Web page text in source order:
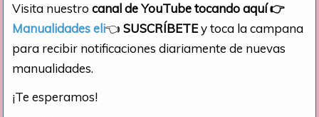
Visita nuestrocanal de YouTube tocando aquí👉
Manualidades eli👈SUSCRÍBETEy toca la campana
para recibir notificaciones diariamente de nuevas
manualidades.
¡Te esperamos!